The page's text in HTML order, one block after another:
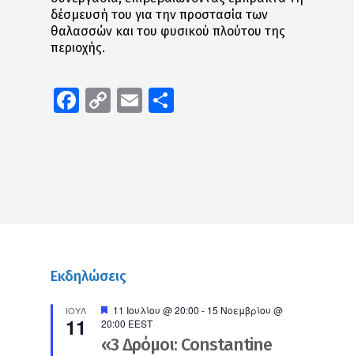
δέσμευσή του για την προστασία των
θαλασσών και του φυσικού πλούτου της
περιοχής.
Facebook
CopyEmail
Εκδηλώσεις
ΙΟΎΛ
11
Προτεινόμενο
11 Ιουλίου @ 20:00 - 15 Νοεμβρίου @
20:00 EEST
«3 Δρόμοι: Constantine